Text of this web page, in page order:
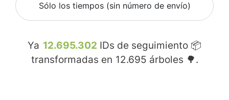
Sólo los tiempos (sin número de envío)
Ya 12.695.302 IDs de seguimiento 📦
transformadas en 12.695 árboles 🌳.